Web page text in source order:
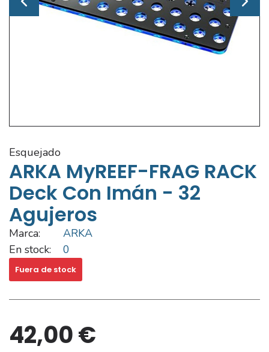
esquejado
ARKA MyREEF-FRAG RACK
Deck Con Imán - 32
Agujeros
Marca:
ARKA
En stock:
0
Fuera de stock
42,00 €